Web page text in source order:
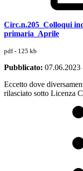
Circ.n.205_Colloqui
primaria_Aprile
pdf - 125 kb
Pubblicato: 07.06.2023
Eccetto dove
rilasciato sotto Licenza